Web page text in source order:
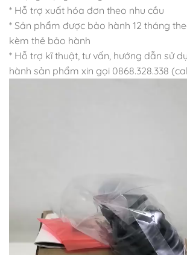
* Hỗ trợ xuất hóa đơn theo nhu cầu
* Sản phẩm được bảo hành 12 tháng
kèm thẻ bảo hành
* Hỗ trợ kĩ thuật, tư vấn, hướng dẫn sử
hành sản phẩm xin gọi 0868.328.338